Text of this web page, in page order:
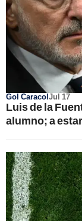
Gol CaracolJul 17
Luis de la
alumno; a